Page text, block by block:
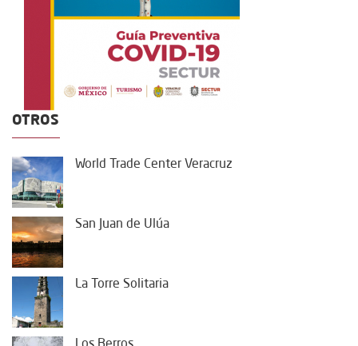
OTROS
World Trade Center Veracruz
San Juan de Ulúa
La Torre Solitaria